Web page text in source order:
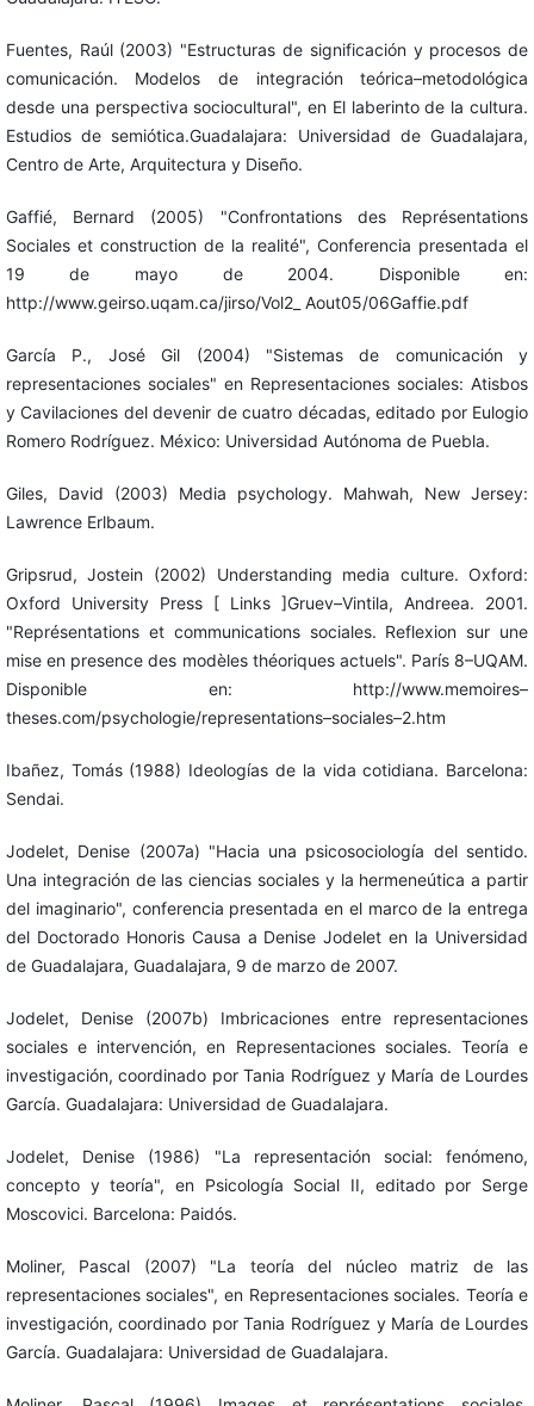
Fuentes, Raúl (2003) "Estructuras de significación y procesos de
comunicación. Modelos de integración teórica–metodológica
desde una perspectiva sociocultural", en El laberinto de la cultura.
Estudios de semiótica.Guadalajara: Universidad de Guadalajara,
Centro de Arte, Arquitectura y Diseño.
Gaffié, Bernard (2005) "Confrontations des Représentations
Sociales et construction de la realité", Conferencia presentada el
19 de mayo de 2004. Disponible en:
http://www.geirso.uqam.ca/jirso/Vol2_ Aout05/06Gaffie.pdf
García P., José Gil (2004) "Sistemas de comunicación y
representaciones sociales" en Representaciones sociales: Atisbos
y Cavilaciones del devenir de cuatro décadas, editado por Eulogio
Romero Rodríguez. México: Universidad Autónoma de Puebla.
Giles, David (2003) Media psychology. Mahwah, New Jersey:
Lawrence Erlbaum.
Gripsrud, Jostein (2002) Understanding media culture. Oxford:
Oxford University Press [ Links ]Gruev–Vintila, Andreea. 2001.
"Représentations et communications sociales. Reflexion sur une
mise en presence des modèles théoriques actuels". París 8–UQAM.
Disponible en: http://www.memoires–
theses.com/psychologie/representations–sociales–2.htm
Ibañez, Tomás (1988) Ideologías de la vida cotidiana. Barcelona:
Sendai.
Jodelet, Denise (2007a) "Hacia una psicosociología del sentido.
Una integración de las ciencias sociales y la hermeneútica a partir
del imaginario", conferencia presentada en el marco de la entrega
del Doctorado Honoris Causa a Denise Jodelet en la Universidad
de Guadalajara, Guadalajara, 9 de marzo de 2007.
Jodelet, Denise (2007b) Imbricaciones entre representaciones
sociales e intervención, en Representaciones sociales. Teoría e
investigación, coordinado por Tania Rodríguez y María de Lourdes
García. Guadalajara: Universidad de Guadalajara.
Jodelet, Denise (1986) "La representación social: fenómeno,
concepto y teoría", en Psicología Social II, editado por Serge
Moscovici. Barcelona: Paidós.
Moliner, Pascal (2007) "La teoría del núcleo matriz de las
representaciones sociales", en Representaciones sociales. Teoría e
investigación, coordinado por Tania Rodríguez y María de Lourdes
García. Guadalajara: Universidad de Guadalajara.